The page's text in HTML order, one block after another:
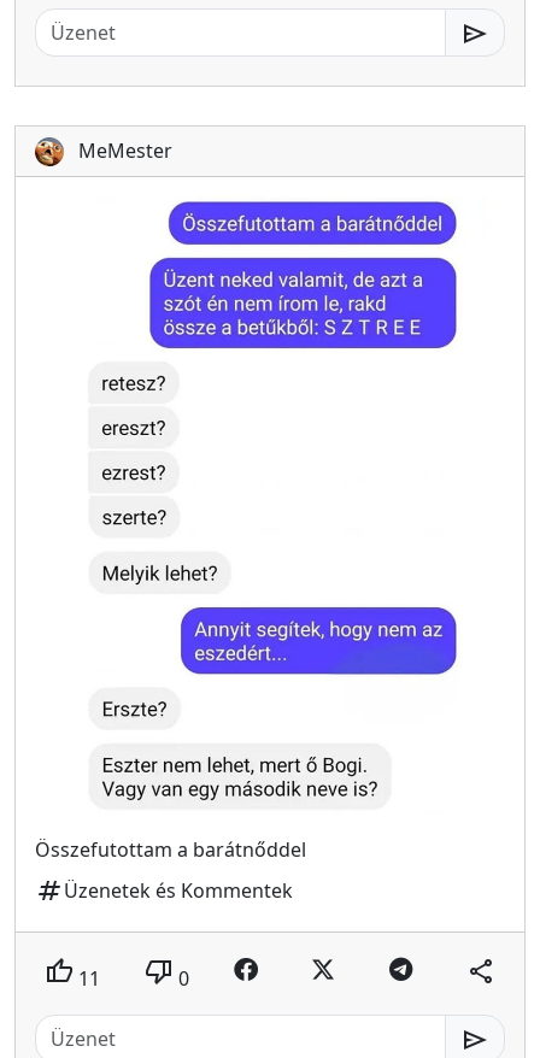
send
MeMester
Összefutottam a barátnőddel
tagÜzenetek és Kommentek
thumb_up 11 thumb_down 0 share
send